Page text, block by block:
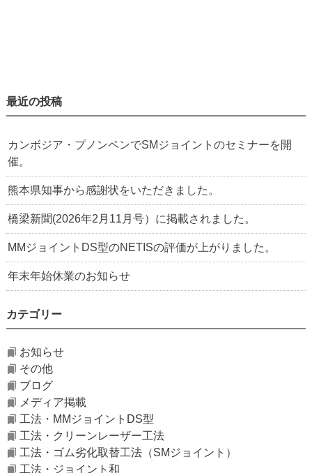
最近の投稿
カンボジア・プノンペンでSMジョイントのセミナーを開
催。
熊本県知事から感謝状をいただきました。
橋梁新聞(2026年2月11月号）に掲載されました。
MMジョイントDS型のNETISの評価が上がりました。
年末年始休業のお知らせ
カテゴリー
お知らせ
その他
ブログ
メディア掲載
工法・MMジョイントDS型
工法・クリーンレーザー工法
工法・ゴム劣化取替工法（SMジョイント）
工法・ジョイント和